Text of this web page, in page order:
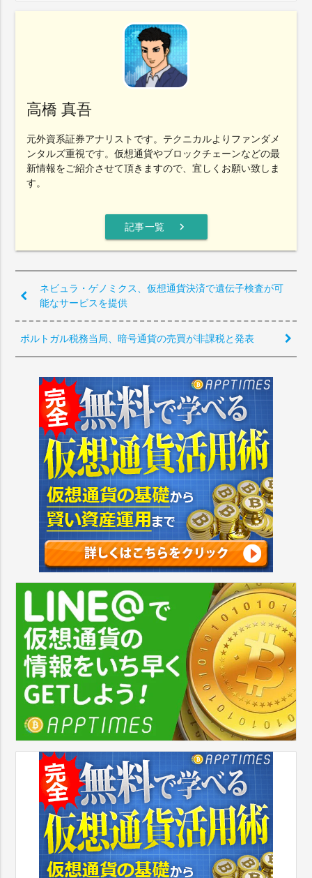
高橋 真吾
元外資系証券アナリストです。テクニカルよりファンダメ
ンタルズ重視です。仮想通貨やブロックチェーンなどの最
新情報をご紹介させて頂きますので、宜しくお願い致しま
す。
記事一覧 chevron_right
ネビュラ・ゲノミクス、仮想通貨決済で遺伝子検査が可
能なサービスを提供
ポルトガル税務当局、暗号通貨の売買が非課税と発表